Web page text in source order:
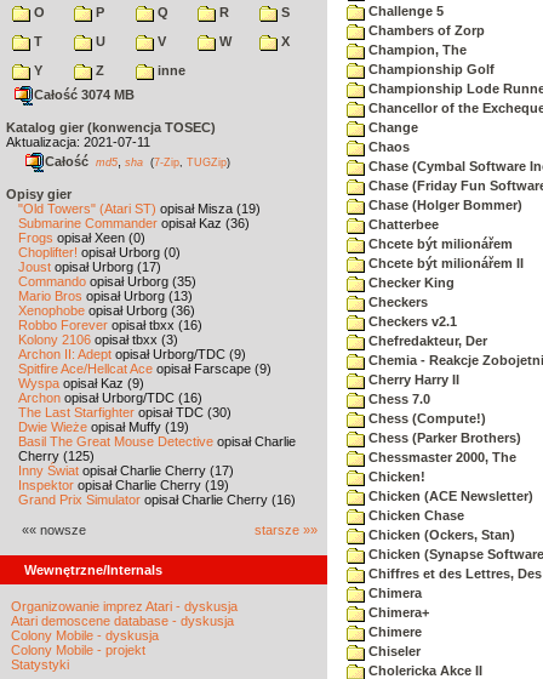
O
P Q R
S
T
U V W
X
Y
Z
inne
Całość 3074 MB
Katalog gier (konwencja TOSEC)
Aktualizacja: 2021-07-11
Całość md5 sha (7-Zip TUGZip)
Opisy gier
"Old Towers" (Atari ST) opisał Misza (19)
Submarine Commander opisał Kaz (36)
Frogs opisał Xeen (0)
Choplifter! opisał Urborg (0)
Joust opisał Urborg (17)
Commando opisał Urborg (35)
Mario Bros opisał Urborg (13)
Xenophobe opisał Urborg (36)
Robbo Forever opisał tbxx (16)
Kolony 2106 opisał tbxx (3)
Archon II: Adept opisał Urborg/TDC (9)
Spitfire Ace/Hellcat Ace opisał Farscape (9)
Wyspa opisał Kaz (9)
Archon opisał Urborg/TDC (16)
The Last Starfighter opisał TDC (30)
Dwie Wieże opisał Muffy (19)
Basil The Great Mouse Detective opisał Charlie
Cherry (125)
Inny Świat opisał Charlie Cherry (17)
Inspektor opisał Charlie Cherry (19)
Grand Prix Simulator opisał Charlie Cherry (16)
«« nowsze starsze »»
Wewnętrzne/Internals
Organizowanie imprez Atari - dyskusja
Atari demoscene database - dyskusja
Colony Mobile - dyskusja
Colony Mobile - projekt
Statystyki
Challenge 5
Chambers of Zorp
Champion, The
Championship Golf
Championship Lode
Chancellor of the
Change
Chaos
Chase (Cymbal Software
Chase (Friday Fun
Chase (Holger Bommer)
Chatterbee
Chcete být milionářem
Chcete být milionářem II
Checker King
Checkers
Checkers v2.1
Chefredakteur, Der
Chemia - Reakcje
Cherry Harry II
Chess 7.0
Chess (Compute!)
Chess (Parker Brothers)
Chessmaster 2000, The
Chicken!
Chicken (ACE Newsletter)
Chicken Chase
Chicken (Ockers, Stan)
Chicken (Synapse
Chiffres et des Lettres, Des
Chimera
Chimera+
Chimere
Chiseler
Cholericka Akce II